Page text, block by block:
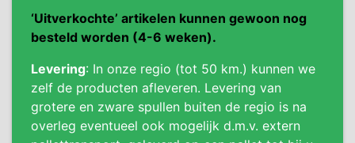
‘Uitverkochte’ artikelen kunnen gewoon nog
besteld worden (4-6 weken).
Levering: In onze regio (tot 50 km.) kunnen we
zelf de producten afleveren. Levering van
grotere en zware spullen buiten de regio is na
overleg eventueel ook mogelijk d.m.v. extern